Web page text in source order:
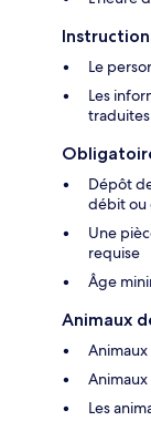
Le
Les
Dépôt
débit ou
Une
requise
Âge
Animaux
Animaux
Les